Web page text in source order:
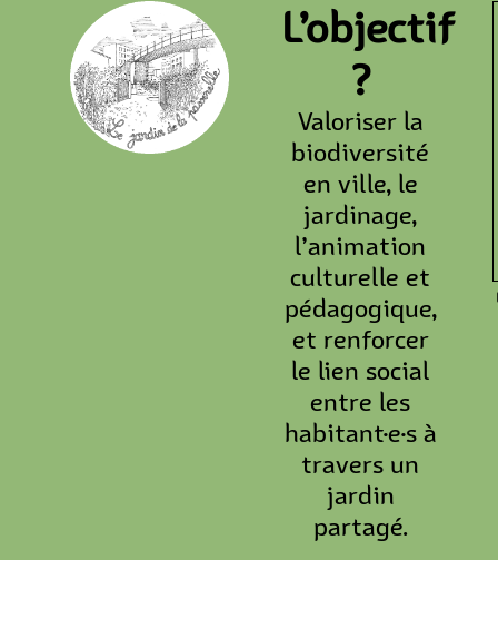
L’objectif
?
Valoriser la
biodiversité
en ville, le
jardinage,
l’animation
culturelle et
pédagogique,
et renforcer
le lien social
entre les
habitant·e·s à
travers un
jardin
partagé.